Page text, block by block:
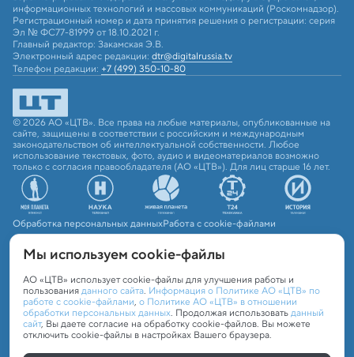
информационных технологий и массовых коммуникаций (Роскомнадзор).
Регистрационный номер и дата принятия решения о регистрации: серия
Эл № ФС77-81999 от 18.10.2021 г.
Главный редактор: Закамская Э.В.
Электронный адрес редакции: dtr@digitalrussia.tv
Телефон редакции: +7 (499) 350-10-80
© 2026 АО «ЦТВ». Все права на любые материалы, опубликованные на
сайте, защищены в соответствии с российским и международным
законодательством об интеллектуальной собственности. Любое
использование текстовых, фото, аудио и видеоматериалов возможно
только с согласия правообладателя (АО «ЦТВ»). Для лиц старше 16 лет.
Обработка персональных данныхРабота с cookie-файлами
Мы используем сookie-файлы
АО «ЦТВ» использует cookie-файлы для улучшения работы и
пользованияданного сайта. Информация о Политике АО «ЦТВ» по
работе с cookie-файлами, о Политике АО «ЦТВ» в отношении
обработки персональных данных. Продолжая использоватьданный
сайт, Вы даете согласие на обработку cookie-файлов. Вы можете
отключить cookie-файлы в настройках Вашего браузера.